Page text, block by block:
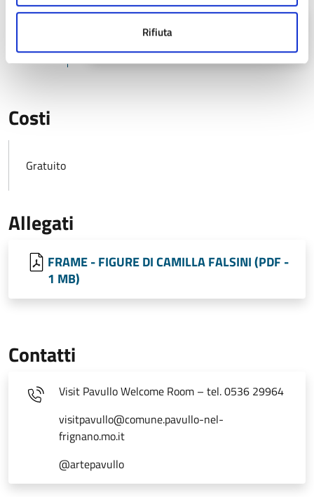
Rifiuta
05
LUG
Costi
Gratuito
Allegati
FRAME - FIGURE DI CAMILLA FALSINI (PDF -
1 MB)
Contatti
Visit Pavullo Welcome Room – tel. 0536 29964
visitpavullo@comune.pavullo-nel-
frignano.mo.it
@artepavullo